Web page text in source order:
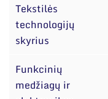
Tekstilės
technologijų
skyrius
Funkcinių
medžiagų ir